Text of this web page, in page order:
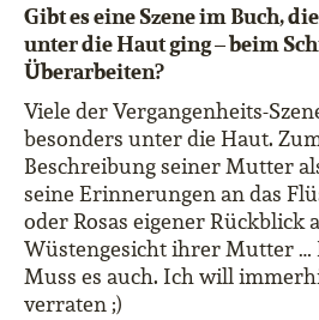
Gibt es eine Szene im Buch,
unter die Haut ging – beim
Überarbeiten?
Viele der Vergangenheits-
besonders unter die Haut.
Beschreibung seiner Mutter
seine Erinnerungen an das
oder Rosas eigener Rückblick
Wüstengesicht ihrer Mutter …
Muss es auch. Ich will
verraten ;)